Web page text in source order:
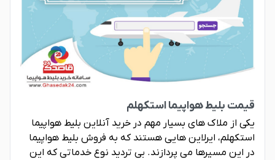
قیمت بلیط هواپیما استکهلم
یکی از ملاک های بسیار مهم در خرید آنلاین بلیط هواپیما
استکهلم، ایرلاین هایی هستند که به فروش بلیط هواپیما
در این مسیرها می پردازند. بی تردید نوع خدماتی که این